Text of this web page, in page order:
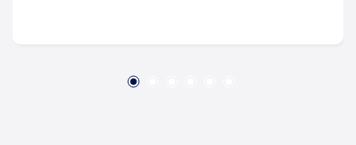
blindex; -Cozinha com exaustor; Para mais